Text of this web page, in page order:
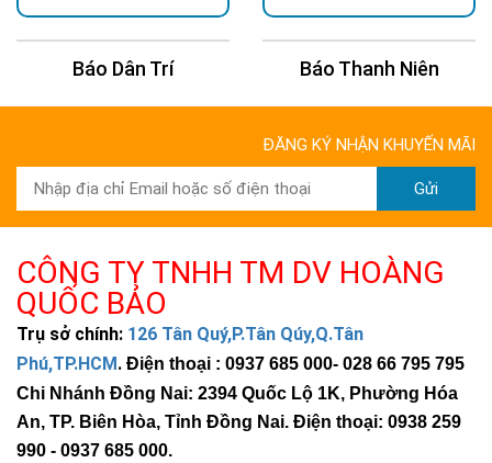
không gian cụ thể.
Ưu điểm vượt trội của đèn treo tường năng
lại rất nhiều lợi thế so với các phương án chiếu sáng truyền
thống. Những ưu điểm này góp phần làm cho giải pháp này trở
thành sự lựa chọn tối ưu cho các không gian ngoại thất, từ đó
nâng cao chất lượng cuộc sống và giá trị thẩm mỹ của căn
nhà.
Chắc chắn rằng, qua những phân tích dưới đây, bạn sẽ nhận
thấy rõ vì sao đèn năng lượng mặt trời treo tường xứng đáng
trở thành món đồ không thể thiếu trong mọi không gian ngoại
thất hiện đại.
Tiết kiệm năng lượng và chi phí vận hành
Hoạt động dựa trên năng lượng mặt trời, không tiêu thụ
Báo Dân Trí Báo Thanh Niên
ĐĂNG KÝ NHẬN KHUYẾN MÃI
Gửi
CÔNG TY TNHH TM DV HOÀNG
QUỐC BẢO
Trụ sở chính: 126 Tân Quý,P.Tân Qúy,Q.Tân
Phú,TP.HCM. Điện thoại : 0937 685 000- 028 66 795 795
Chi Nhánh Đồng Nai: 2394 Quốc Lộ 1K, Phường Hóa
An, TP. Biên Hòa, Tỉnh Đồng Nai. Điện thoại: 0938 259
990 - 0937 685 000.